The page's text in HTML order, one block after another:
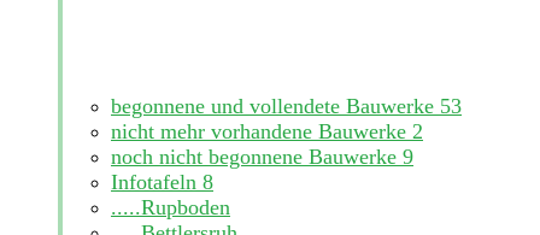
begonnene und vollendete Bauwerke 53
nicht mehr vorhandene Bauwerke 2
noch nicht begonnene Bauwerke 9
Infotafeln 8
.....Rupboden